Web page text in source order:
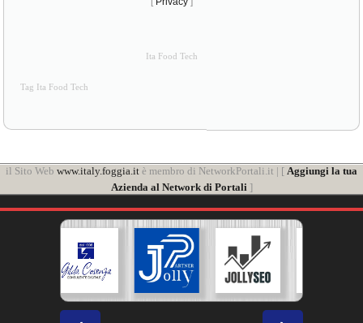
Ita Food Tech
Tag Ita Food Tech
il Sito Web www.italy.foggia.it è membro di NetworkPortali.it | [ Aggiungi la tua
Azienda al Network di Portali ]